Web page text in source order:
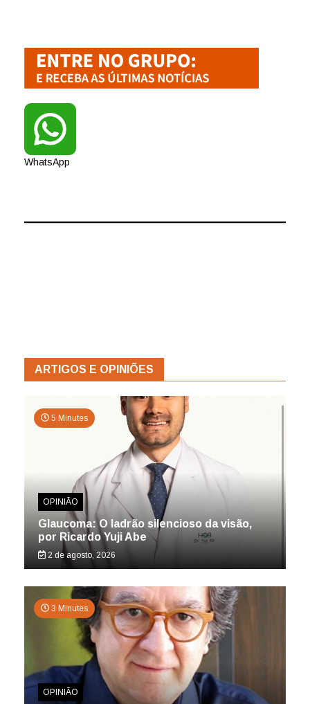
WhatsApp
ARTIGOS E OPINIÕES
5 Minutes
OPINIÃO
Glaucoma: O ladrão silencioso da visão,
por Ricardo Yuji Abe
2 de agosto, 2026
3 Minutes
OPINIÃO